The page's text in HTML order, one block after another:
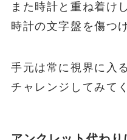
スフィア・プラス ブ
イビー